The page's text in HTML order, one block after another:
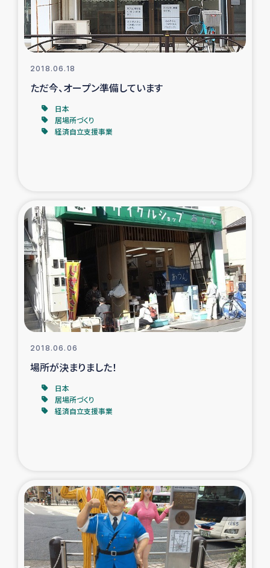
2018.06.18
ただ今、オープン準備しています
日本
居場所づくり
経済自立支援事業
2018.06.06
場所が決まりました！
日本
居場所づくり
経済自立支援事業